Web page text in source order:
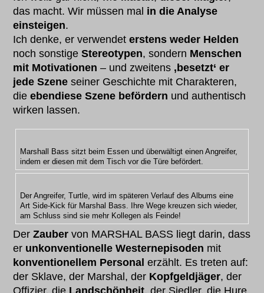
das macht. Wir müssen mal in die Analyse
einsteigen.
Ich denke, er verwendeterstens weder Helden
noch sonstigeStereotypen, sondern Menschen
mit Motivationen – und zweitens ‚besetzt‘ er
jede Szene seiner Geschichte mit Charakteren,
dieebendiese Szene befördern und authentisch
wirken lassen.
Marshall Bass sitzt beim Essen und überwältigt einen Angreifer,
indem er diesen mit dem Tisch vor die Türe befördert.
Der Angreifer, Turtle, wird im späteren Verlauf des Albums eine
Art Side-Kick für Marshal Bass. Ihre Wege kreuzen sich wieder,
am Schluss sind sie mehr Kollegen als Feinde!
DerZauber von MARSHAL BASS liegt darin, dass
er unkonventionelle Westernepisoden mit
konventionellem Personal erzählt. Es treten auf:
der Sklave, der Marshal, der Kopfgeldjäger, der
Offizier, die Landschönheit, der Siedler, die Hure